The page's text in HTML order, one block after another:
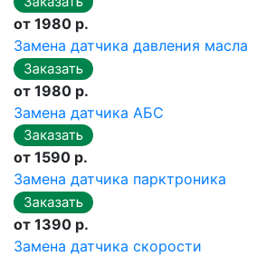
от 1980 р.
Замена датчика давления масла
от 1980 р.
Замена датчика АБС
от 1590 р.
Замена датчика парктроника
от 1390 р.
Замена датчика скорости